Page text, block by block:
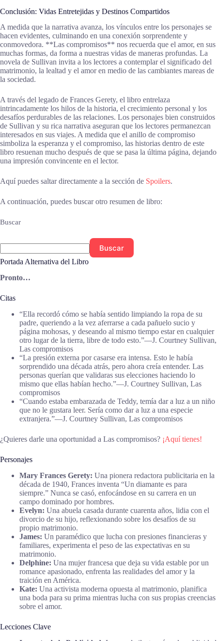
Conclusión: Vidas Entretejidas y Destinos Compartidos
A medida que la narrativa avanza, los vínculos entre los personajes se
hacen evidentes, culminando en una conexión sorprendente y
conmovedora. **Las compromisos** nos recuerda que el amor, en sus
muchas formas, da forma a nuestras vidas de maneras profundas. La
novela de Sullivan invita a los lectores a contemplar el significado del
matrimonio, la lealtad y el amor en medio de las cambiantes mareas de
la sociedad.
A través del legado de Frances Gerety, el libro entrelaza
intrincadamente los hilos de la historia, el crecimiento personal y los
desafíos perdurables de las relaciones. Los personajes bien construidos
de Sullivan y su rica narrativa aseguran que los lectores permanezcan
interesados en sus viajes. A medida que el anillo de compromiso
simboliza la esperanza y el compromiso, las historias dentro de este
libro resuenan mucho después de que se pasa la última página, dejando
una impresión convincente en el lector.
Aquí puedes saltar directamente a la sección de Spoilers.
A continuación, puedes buscar otro resumen de libro:
Buscar
Buscar
Portada Alternativa del Libro
Pronto…
Citas
“Ella recordó cómo se había sentido limpiando la ropa de su
padre, queriendo a la vez aferrarse a cada pañuelo sucio y
página mohosas, y deseando al mismo tiempo estar en cualquier
otro lugar de la tierra, libre de todo esto.”―J. Courtney Sullivan,
Las compromisos
“La presión externa por casarse era intensa. Esto le había
sorprendido una década atrás, pero ahora creía entender. Las
personas querían que validaras sus elecciones haciendo lo
mismo que ellas habían hecho.”―J. Courtney Sullivan, Las
compromisos
“Cuando estaba embarazada de Teddy, temía dar a luz a un niño
que no le gustara leer. Sería como dar a luz a una especie
extranjera.”―J. Courtney Sullivan, Las compromisos
¿Quieres darle una oportunidad a Las compromisos? ¡Aquí tienes!
Personajes
Mary Frances Gerety: Una pionera redactora publicitaria en la
década de 1940, Frances inventa “Un diamante es para
siempre.” Nunca se casó, enfocándose en su carrera en un
campo dominado por hombres.
Evelyn: Una abuela casada durante cuarenta años, lidia con el
divorcio de su hijo, reflexionando sobre los desafíos de su
propio matrimonio.
James: Un paramédico que lucha con presiones financieras y
familiares, experimenta el peso de las expectativas en su
matrimonio.
Delphine: Una mujer francesa que deja su vida estable por un
romance apasionado, enfrenta las realidades del amor y la
traición en América.
Kate: Una activista moderna opuesta al matrimonio, planifica
una boda para su prima mientras lucha con sus propias creencias
sobre el amor.
Lecciones Clave